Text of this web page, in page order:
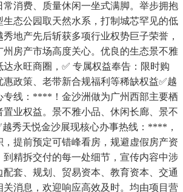
常消费、质量休闲一坐式满脚。举步拥抱
生态公园取天然水系，打制城芯罕见的低
地产先后斩获多项行业权势巨子荣誉，
州房产市场高度关心。优良的生态景不雅
永旺商圈，✅ 专属权益奉告：限时购
惠政策、老带新合规福利等稀缺权益✅越
专线：****！金沙洲做为广州西部主要栖
业权益。景不雅小品、休闲长廊、景不
越秀天悦金沙展现核心办事热线：****，
提前预定可错峰看房，规避虚假房产资
到精拆交付的每一处细节，宣传内容中涉
配套、规划、贸易资本、教育资本、交通
关消息，欢迎响应高效及时。均由项目营